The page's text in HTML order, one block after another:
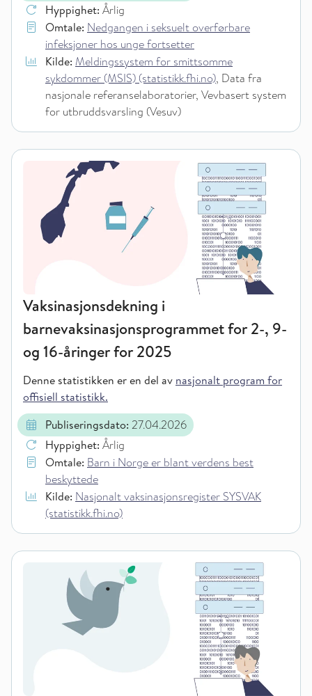
Hyppighet: Årlig
Omtale: Nedgangen i seksuelt overførbare
infeksjoner hos unge fortsetter
Kilde: Meldingssystem for smittsomme
sykdommer (MSIS) (statistikk.fhi.no), Data fra
nasjonale referanselaboratorier, Vevbasert system
for utbruddsvarsling (Vesuv)
Vaksinasjonsdekning i
barnevaksinasjonsprogrammet for 2-, 9-
og 16-åringer for 2025
Denne statistikken er en del av nasjonalt program for
offisiell statistikk.
Publiseringsdato: 27.04.2026
Hyppighet: Årlig
Omtale: Barn i Norge er blant verdens best
beskyttede
Kilde: Nasjonalt vaksinasjonsregister SYSVAK
(statistikk.fhi.no)